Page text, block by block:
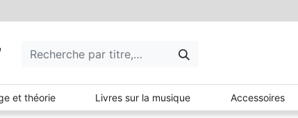
et théorie Livres sur la musique Accessoires